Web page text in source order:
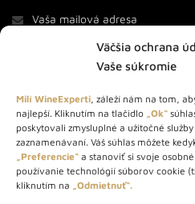
Väčšia ochrana
Vaše súkromie
Milí WineExperti, záleží nám na tom,
najlepší. Kliknutím na tlačidlo „Ok“
poskytovali zmysluplné a užitočné
zaznamenávaní. Váš súhlas môžete
„Preferencie“ a stanoviť si svoje
používanie technológií súborov cookie
kliknutím na „Odmietnuť“.
O NÁS
STORE – obchod s vínom a
webovej stránke predávame viac
produktov.